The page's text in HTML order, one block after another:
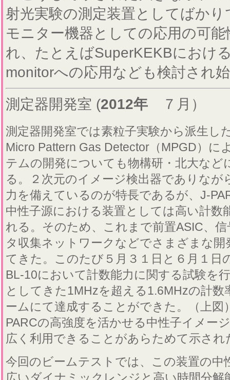
射光実験の測定装置としてばか
モニター機器としての応用の可
れ、たとえばSuperKEKBにおけ
monitorへの応用なども検討され
測定器開発室 (2012年 ７月）
測定器開発室では素粒子実験から派生し
Micro Pattern Gas Detector（MPGD）に
テムの開発についても物構研・北大など
る。２次元のイメージ検出器でありなが
力を備えているのが特長であるが、J-
中性子源における装置としては高い計数
れる。そのため、これまで前置ASIC、
タ収集ネットワークなどでさまざまな開
てきた。このたび５月３１日と６月１日
BL-10において計数能力に関する試験を
としてきた1MHzを超える1.6MHzの計数
ームにて達成することができた。（上図
PARCの高強度を活かせる中性子イメー
広く利用できることがあらためて示され
今回のビームテストでは、この装置の中